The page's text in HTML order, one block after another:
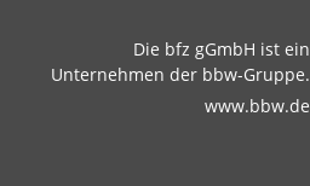
Die bfz gGmbH ist ein
Unternehmen der bbw-Gruppe.
www.bbw.de